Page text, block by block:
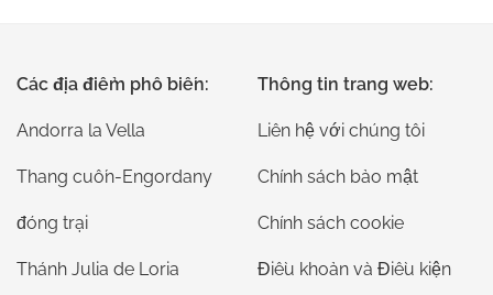
Các địa điểm phổ biến:
Andorra la Vella
Thang cuốn-Engordany
đóng trại
Thánh Julia de Loria
Thông tin trang web:
Liên hệ với chúng tôi
Chính sách bảo mật
Chính sách cookie
Điều khoản và Điều kiện